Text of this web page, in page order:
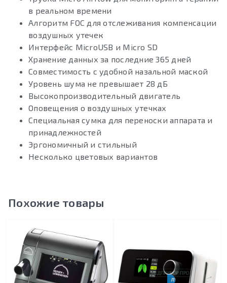
в реальном времени
Алгоритм FOC для отслеживания компенсации
воздушных утечек
Интерфейс MicroUSB и Micro SD
Хранение данных за последние 365 дней
Совместимость с удобной назальной маской
Уровень шума не превышает 28 дБ
Высокопроизводительный двигатель
Оповещения о воздушных утечках
Специальная сумка для переноски аппарата и
принадлежностей
Эргономичный и стильный
Несколько цветовых вариантов
Похожие товары
ЛУЧШИЙ ВЫБОР